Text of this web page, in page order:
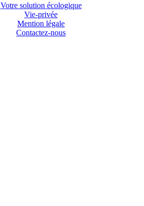
Votre solution écologique
Vie-privée
Mention légale
Contactez-nous